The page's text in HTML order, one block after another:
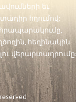
եւ
հղումով:
հեղինակին
վերարտադրումը: